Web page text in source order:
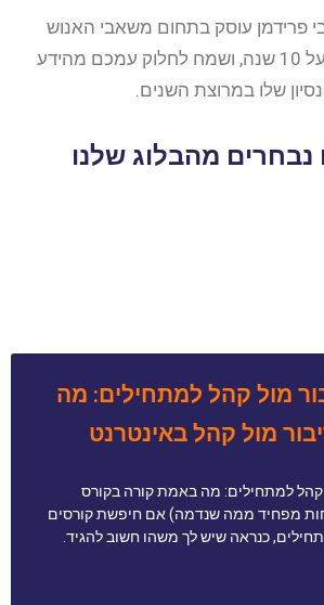
פרידמן עוסק בתחום משאבי האנוש
מעל 10 שנה, ושמח לחלוק עמכם מהידע
שלו במרוצת השנים.
מהבלוג שלנו
מול קהל למתחילים: מה
מול קהל באינטרנט
קהל למתחילים: מה באמת קורה בקורס
מפחיד ממה שנדמה) אם חיפשת קורסים
כנראה שיש לך משהו חשוב להגיד.